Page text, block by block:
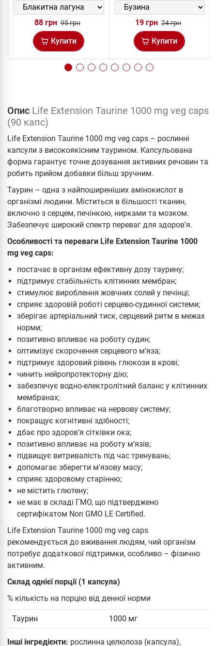
88 грн 95 грн
Купити
19 грн 24 грн
Купити
Опис Life Extension Taurine 1000 mg veg caps
(90 капс)
Life Extension Taurine 1000 mg veg caps – рослинні
капсули з високоякісним таурином. Капсульована
форма гарантує точне дозування активних речовин та
робить прийом добавки більш зручним.
Таурин – одна з найпоширеніших амінокислот в
організмі людини. Міститься в більшості тканин,
включно з серцем, печінкою, нирками та мозком.
Забезпечує широкий спектр переваг для здоров’я.
Особливості та переваги Life Extension Taurine 1000
mg veg caps:
постачає в організм ефективну дозу таурину;
підтримує стабільність клітинних мембран;
стимулює вироблення жовчних солей у печінці;
сприяє здоровій роботі серцево-судинної системи;
зберігає артеріальний тиск, серцевий ритм в межах
норми;
позитивно впливає на роботу судин;
оптимізує скорочення серцевого м’яза;
підтримує здоровий рівень глюкози в крові;
чинить нейропротекторну дію;
забезпечує водно-електролітний баланс у клітинних
мембранах;
благотворно впливає на нервову систему;
покращує когнітивні здібності;
дбає про здоров’я сітківки ока;
позитивно впливає на роботу м’язів;
підвищує витривалість під час тренувань;
допомагає зберегти м'язову масу;
сприяє здоровому старінню;
не містить глютену;
не має в складі ГМО, що підтверджено
сертифікатом Non GMO LE Certified.
Life Extension Taurine 1000 mg veg caps
рекомендується до вживання людям, чий організм
потребує додаткової підтримки, особливо – фізично
активним.
Склад однієї порції (1 капсула)
% кількість на порцію від денної норми
Таурин 1000 мг
Інші інгредієнти: рослинна целюлоза (капсула),